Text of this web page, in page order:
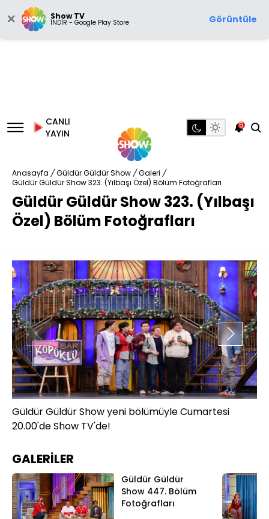
Show TV
İNDİR - Google Play Store Görüntüle
CANLI
YAYIN
5
Anasayfa / Güldür Güldür Show / Galeri /
Güldür Güldür Show 323. (Yılbaşı Özel) Bölüm Fotoğrafları
Güldür Güldür Show 323. (Yılbaşı
Özel) Bölüm Fotoğrafları
Güldür Güldür Show yeni bölümüyle Cumartesi
20.00'de Show TV'de!
GALERİLER
Güldür Güldür
Show 447. Bölüm
Fotoğrafları